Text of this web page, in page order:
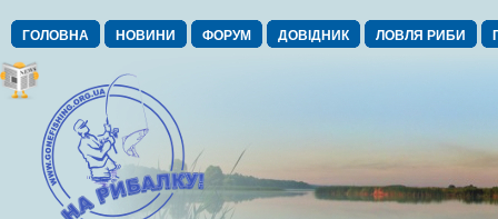
ГОЛОВНА НОВИНИ ФОРУМ ДОВІДНИК ЛОВЛЯ РИБИ